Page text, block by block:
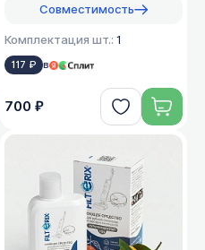
Совместимость
Комплектация шт.: 1
117 ₽ в
700 ₽